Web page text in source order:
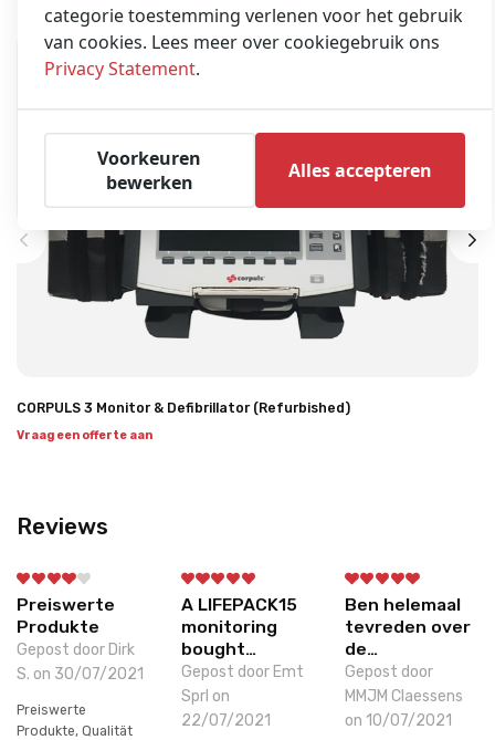
CORPULS 3 Monitor & Defibrillator (Refurbished)
Vraag een offerte aan
Reviews
Preiswerte
Produkte
Gepost door Dirk
S. on 30/07/2021
Preiswerte
Produkte, Qualität
A LIFEPACK15
monitoring
bought…
Gepost door Emt
Sprl on
22/07/2021
Ben helemaal
tevreden over
de…
Gepost door
MMJM Claessens
on 10/07/2021
categorie toestemming verlenen voor het gebruik
van cookies. Lees meer over cookiegebruik ons
Privacy Statement.
Voorkeuren
bewerken
Alles accepteren